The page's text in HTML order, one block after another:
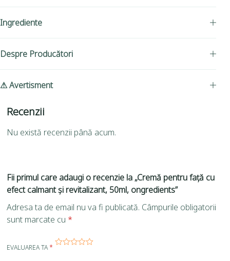
Ingrediente
Despre Producători
⚠ Avertisment
Recenzii
Nu există recenzii până acum.
Fii primul care adaugi o recenzie la „Cremă pentru față cu
efect calmant și revitalizant, 50ml, ongredients”
Adresa ta de email nu va fi publicată. Câmpurile obligatorii
sunt marcate cu *
EVALUAREA TA*